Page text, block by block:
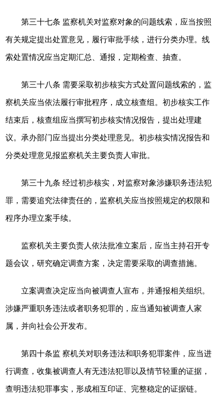
第三十七条 监察机关对监察对象的问题线索，应当按照
有关规定提出处置意见，履行审批手续，进行分类办理。线
索处置情况应当定期汇总、通报，定期检查、抽查。
第三十八条 需要采取初步核实方式处置问题线索的，监
察机关应当依法履行审批程序，成立核查组。初步核实工作
结束后，核查组应当撰写初步核实情况报告，提出处理建
议。承办部门应当提出分类处理意见。初步核实情况报告和
分类处理意见报监察机关主要负责人审批。
第三十九条 经过初步核实，对监察对象涉嫌职务违法犯
罪，需要追究法律责任的，监察机关应当按照规定的权限和
程序办理立案手续。
监察机关主要负责人依法批准立案后，应当主持召开专
题会议，研究确定调查方案，决定需要采取的调查措施。
立案调查决定应当向被调查人宣布，并通报相关组织。
涉嫌严重职务违法或者职务犯罪的，应当通知被调查人家
属，并向社会公开发布。
第四十条监 察机关对职务违法和职务犯罪案件，应当进
行调查，收集被调查人有无违法犯罪以及情节轻重的证据，
查明违法犯罪事实，形成相互印证、完整稳定的证据链。